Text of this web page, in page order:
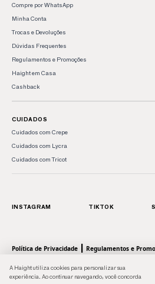
A Haight utiliza cookies para personalizar sua
experiência. Ao continuar navegando, você concorda
Compre por WhatsApp
Minha Conta
Trocas e Devoluções
Dúvidas Frequentes
Regulamentos e Promoções
Haight em Casa
Cashback
CUIDADOS
Cuidados com Crepe
Cuidados com Lycra
Cuidados com Tricot
INSTAGRAM TIKTOK
Política de Privacidade | Regulamentos e
© 2026 HAIGHT, marca da Shoulder S.A. - Todos os
- Bom Retiro, SP - 01130-000 | CNPJ: 43.470566/0001-